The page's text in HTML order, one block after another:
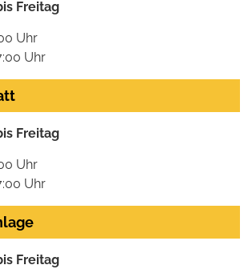
Freitag
Uhr
Uhr
Freitag
Uhr
Uhr
Freitag